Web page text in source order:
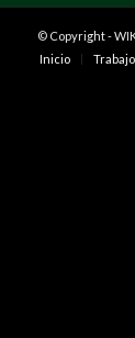
© Copyright -
Inicio
Trabajo